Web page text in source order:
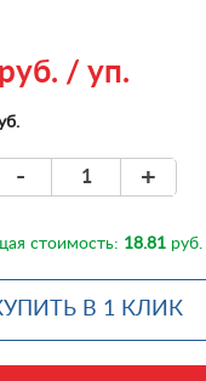
руб. / уп.
- +
стоимость: 18.81руб.
В 1 КЛИК